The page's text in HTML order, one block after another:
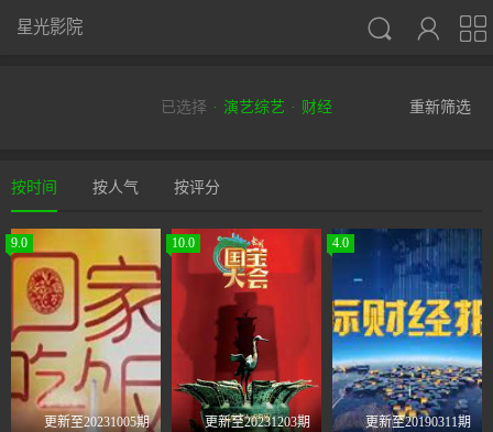



星光影院
已选择 演艺综艺 财经 重新筛选
按时间 按人气 按评分
9.0
更新至20231005期
10.0
更新至20231203期
4.0
更新至20190311期